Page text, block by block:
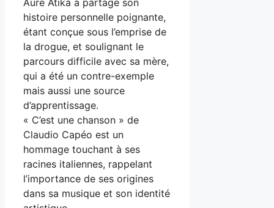
Aure Atika a partagé son
histoire personnelle poignante,
étant conçue sous l’emprise de
la drogue, et soulignant le
parcours difficile avec sa mère,
qui a été un contre-exemple
mais aussi une source
d’apprentissage.
« C’est une chanson » de
Claudio Capéo est un
hommage touchant à ses
racines italiennes, rappelant
l’importance de ses origines
dans sa musique et son identité